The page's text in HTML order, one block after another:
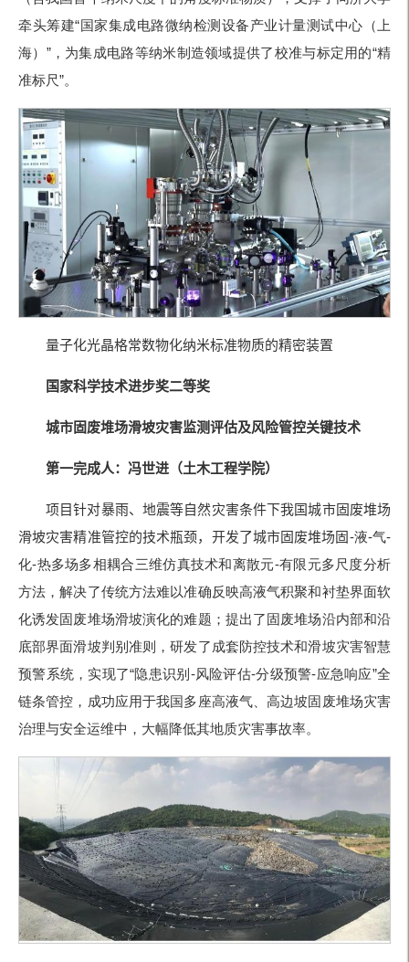
牵头筹建“国家集成电路微纳检测设备产业计量测试中心（上
海） ”，为集成电路等纳米制造领域提供了校准与标定用的“精
准标尺”。
量子化光晶格常数物化纳米标准物质的精密装置
国家科学技术进步奖二等奖
城市固废堆场滑坡灾害监测评估及风险管控关键技术
第一完成人：冯世进 （土木工程学院）
项目针对暴雨、地震等自然灾害条件下我国城市固废堆场
滑坡灾害精准管控的技术瓶颈，开发了城市固废堆场固-液-气-
化-热多场多相耦合三维仿真技术和离散元-有限元多尺度分析
方法，解决了传统方法难以准确反映高液气积聚和衬垫界面软
化诱发固废堆场滑坡演化的难题；提出了固废堆场沿内部和沿
底部界面滑坡判别准则，研发了成套防控技术和滑坡灾害智慧
预警系统，实现了“隐患识别 -风险评估-分级预警-应急响应”全
链条管控，成功应用于我国多座高液气、高边坡固废堆场灾害
治理与安全运维中，大幅降低其地质灾害事故率。